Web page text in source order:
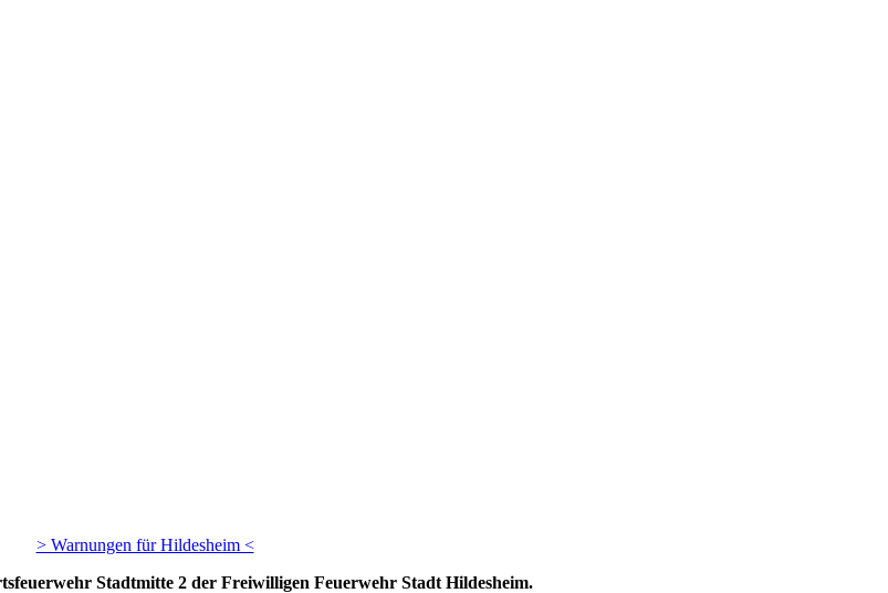
> Warnungen für Hildesheim <
Stadtmitte 2 der Freiwilligen Feuerwehr Stadt Hildesheim.